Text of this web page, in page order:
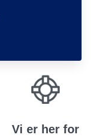
Vi er her for